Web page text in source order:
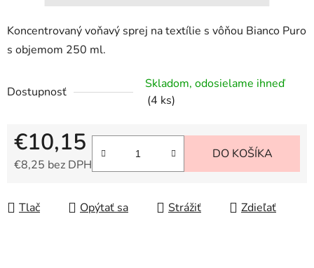
Koncentrovaný voňavý sprej na textílie s vôňou Bianco Puro
s objemom 250 ml.
Dostupnosť
Skladom, odosielame ihneď
(4 ks)
€10,15
€8,25 bez DPH
DO KOŠÍKA
Tlač Opýtať sa Strážiť Zdieľať